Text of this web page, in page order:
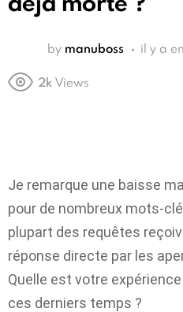
by manuboss il y a
2k Views
Je remarque une baisse
pour de nombreux mots-
plupart des requêtes
réponse directe par les
Quelle est votre
ces derniers temps ?